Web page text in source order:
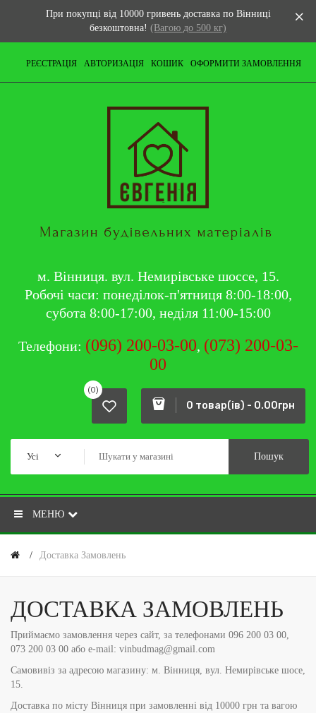
При покупці від 10000 гривень доставка по Вінниці
безкоштовна! (Вагою до 500 кг)
РЕЄСТРАЦІЯ АВТОРИЗАЦІЯ КОШИК ОФОРМИТИ ЗАМОВЛЕННЯ
м. Вінниця. вул. Немирівське шоссе, 15.
Робочі часи: понеділок-п'ятниця 8:00-18:00,
субота 8:00-17:00, неділя 11:00-15:00
Телефони: (096) 200-03-00, (073) 200-03-
00
0 товар(ів) - 0.00грн
(0)
Усі Пошук
МЕНЮ
Доставка Замовлень
ДОСТАВКА ЗАМОВЛЕНЬ
Приймаємо замовлення через сайт, за телефонами 096 200 03 00,
073 200 03 00 або e-mail: vinbudmag@gmail.com
Самовивіз за адресою магазину: м. Вінниця, вул. Немирівське шосе,
15.
Доставка по місту Вінниця при замовленні від 10000 грн та вагою